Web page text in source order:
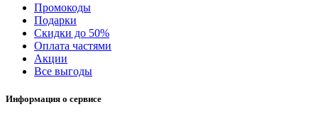
Промокоды
Подарки
Скидки до 50%
Оплата частями
Акции
Все выгоды
Информация о сервисе